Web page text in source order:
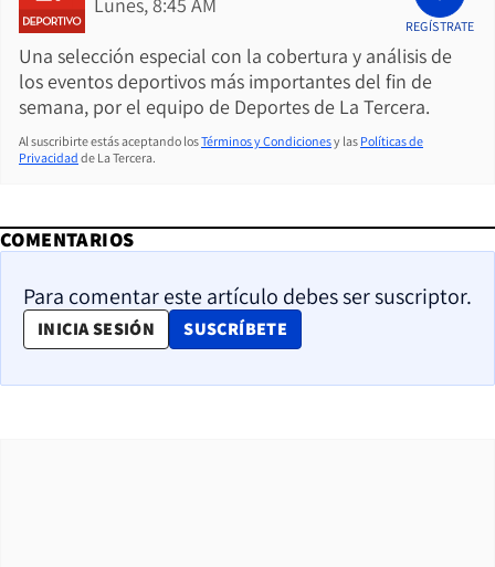
Una selección especial con la cobertura y análisis de
los eventos deportivos más importantes del fin de
semana, por el equipo de Deportes de La Tercera.
REGÍSTRATE
Al suscribirte estás aceptando losTérminos y Condicionesy las Políticas de
Privacidad de La Tercera.
COMENTARIOS
Para comentar este artículo debes ser suscriptor.
INICIA SESIÓN SUSCRÍBETE
OPENS IN NEW WINDOW